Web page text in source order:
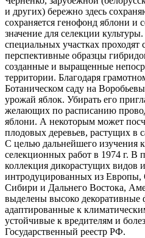
и других) бережно здесь
сохраняется генофонд яблони и
значение для селекции
специальных участках проходят
перспективные образцы
созданные и выращенные
территории. Благодаря
Ботаническом саду на
урожай яблок. Убирать его
желающих по расписанию
яблони. А некоторым может
плодовых деревьев, растущих в
С целью дальнейшего изучения
селекционных работ в 1974 г. В
коллекция дикорастущих видов
интродуцированных из
Сибири и Дальнего Востока,
выделены высоко декоративные
адаптированные к
устойчивые к вредителям и
Государственный реестр РФ.